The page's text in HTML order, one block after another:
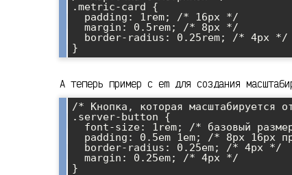
.metric-card {
А теперь пример с em для создания
/* Кнопка, которая масштабируется
.server-button {
}